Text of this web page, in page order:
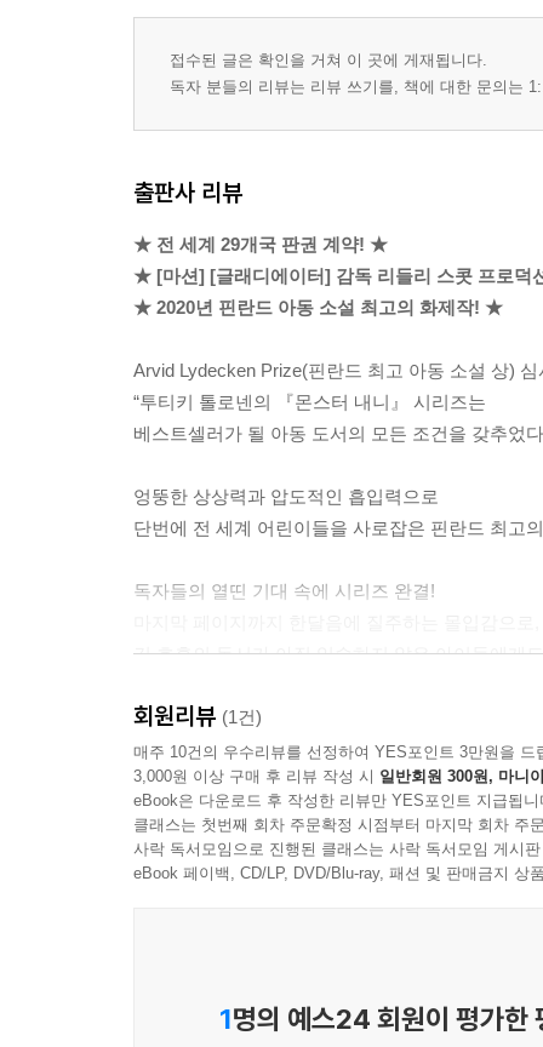
접수된 글은 확인을 거쳐 이 곳에 게재됩니다.
독자 분들의 리뷰는 리뷰 쓰기를, 책에 대한 문의는
출판사 리뷰
★ 전 세계 29개국 판권 계약! ★
★ [마션] [글래디에이터] 감독 리들리 스콧 프로덕
★ 2020년 핀란드 아동 소설 최고의 화제작! ★
Arvid Lydecken Prize(핀란드 최고 아동 소설 상)
“투티키 톨로넨의 『몬스터 내니』 시리즈는
베스트셀러가 될 아동 도서의 모든 조건을 갖추었
엉뚱한 상상력과 압도적인 흡입력으로
단번에 전 세계 어린이들을 사로잡은 핀란드 최고
독자들의 열띤 기대 속에 시리즈 완결!
긴 호흡의 독서가 아직 익숙하지 않은 아이들에게
『몬스터 내니』 시리즈에 쏟아진 찬사!
“이건 비밀인데, 아이가 화장실도 안 가고 읽어
알려주더라고요!” _꿈***맘
“아이가 책 한 권을 다 읽도록 엉덩이 한 번 움직
할 것이고, 『해리포터』 등을 재미있게 본 어른이
회원리뷰 (1건)
매주 10건의 우수리뷰를 선정하여 YES포인트 3만원을 드
3,000원 이상 구매 후 리뷰 작성 시 일반회원 300원, 마니
eBook은 다운로드 후 작성한 리뷰만 YES포인트 지급됩니
클래스는 첫번째 회차 주문확정 시점부터 마지막 회차 주
사락 독서모임으로 진행된 클래스는 사락 독서모임 게시
eBook 페이백, CD/LP, DVD/Blu-ray, 패션 및 판매금지 상
1명의 예스24 회원이 평가한